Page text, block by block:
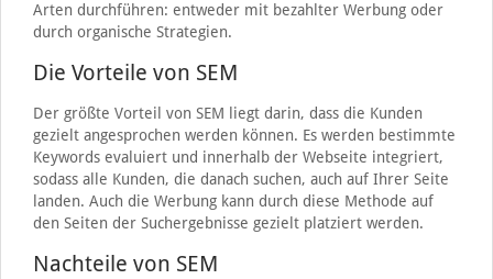
Arten durchführen: entweder mit bezahlter Werbung oder
durch organische Strategien.
Die Vorteile von SEM
Der größte Vorteil von SEM liegt darin, dass die Kunden
gezielt angesprochen werden können. Es werden bestimmte
Keywords evaluiert und innerhalb der Webseite integriert,
sodass alle Kunden, die danach suchen, auch auf Ihrer Seite
landen. Auch die Werbung kann durch diese Methode auf
den Seiten der Suchergebnisse gezielt platziert werden.
Nachteile von SEM